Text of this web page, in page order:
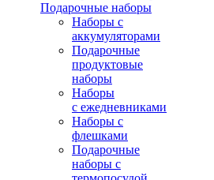
Подарочные наборы
Наборы с
аккумуляторами
Подарочные
продуктовые
наборы
Наборы
с ежедневниками
Наборы с
флешками
Подарочные
наборы с